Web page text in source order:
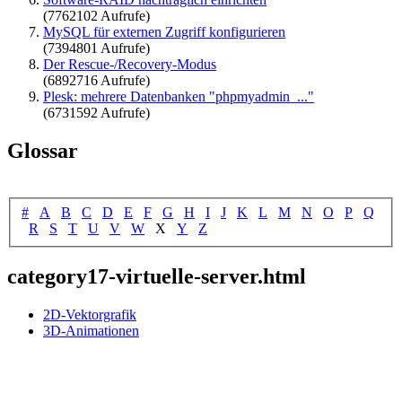
(7762102 Aufrufe)
MySQL für externen Zugriff konfigurieren
(7394801 Aufrufe)
Der Rescue-/Recovery-Modus
(6892716 Aufrufe)
Plesk: mehrere Datenbanken "phpmyadmin_..."
(6731592 Aufrufe)
Glossar
# A B C D E F G H I J K L M N O P
Q
R
S T U V W X Y Z
category17-virtuelle-server.html
2D-Vektorgrafik
3D-Animationen